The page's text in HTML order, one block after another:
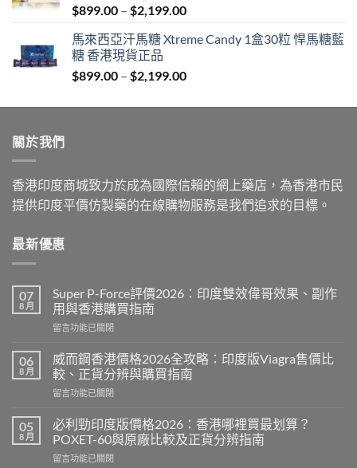
$1,939.00
$899.00 – $2,199.00Price
$899.00
$2,199.00
馬來西亞汗馬糖 Xtreme Candy 1盒30粒 悍馬糖藍
糖 香港現貨正品
$899.00 – $2,199.00Price
$899.00
關於我們
香港印度商城致力於成為國際信賴的網上藥店，為香港市民
提供印度平價仿製藥的在線購物服務是我們追求的目標。
最新優惠
07
8 月
Super P-Force評價2026：印度雙效偉哥效果、副作
用與香港購買指南
在
P-
Force
評
價
印
度
效
留言功能已關閉
06
8 月
威而鋼香港價格2026全攻略：印度版Viagra售價比
較、正貨分辨與購買指南
在
而
鋼
香
港
留言功能已關閉
05
8 月
必利勁印度版價格2026：香港哪裡買最划算？
POXET-60與原廠比較及正貨分辨指南
在
留言功能已關閉